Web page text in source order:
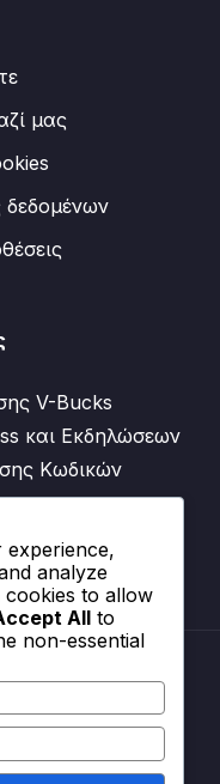
μας
δεδομένων
V-Bucks
και Εκδηλώσεων
Κωδικών
μας
δεδομένων
experience,
analyze
to allow
All to
non-essential